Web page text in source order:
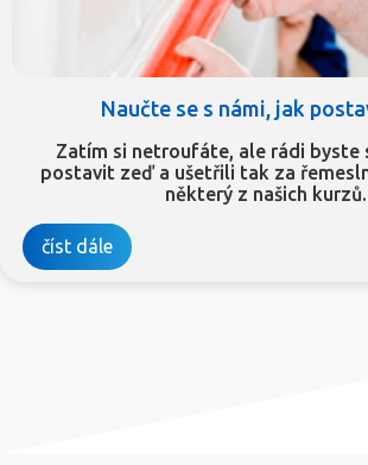
Naučte se s námi, jak
Zatím si netroufáte, ale rádi byste
postavit zeď a ušetřili tak za
některý z našich kurzů.
číst dále